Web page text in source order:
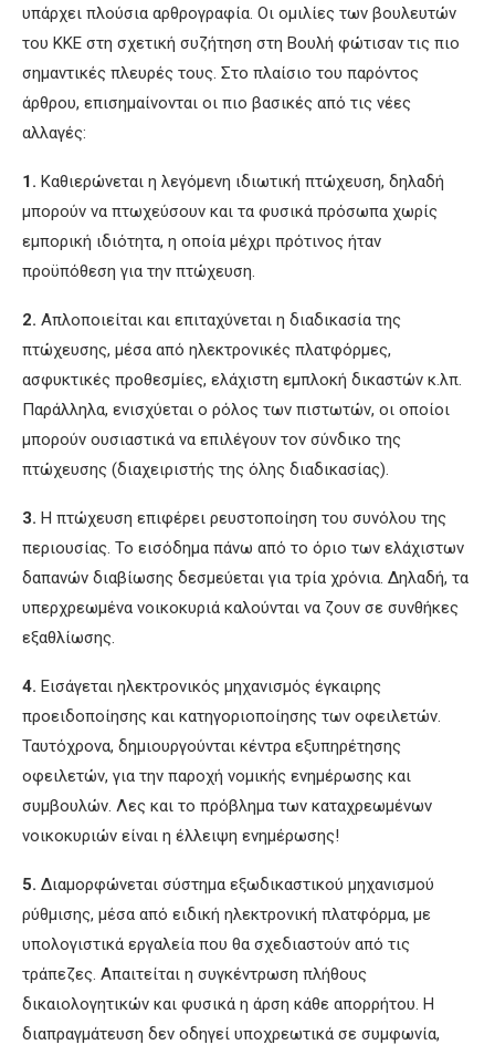
υπάρχει πλούσια αρθρογραφία. Οι ομιλίες των βουλευτών
του ΚΚΕ στη σχετική συζήτηση στη Βουλή φώτισαν τις πιο
σημαντικές πλευρές τους. Στο πλαίσιο του παρόντος
άρθρου, επισημαίνονται οι πιο βασικές από τις νέες
αλλαγές:
1. Καθιερώνεται η λεγόμενη ιδιωτική πτώχευση, δηλαδή
μπορούν να πτωχεύσουν και τα φυσικά πρόσωπα χωρίς
εμπορική ιδιότητα, η οποία μέχρι πρότινος ήταν
προϋπόθεση για την πτώχευση.
2. Απλοποιείται και επιταχύνεται η διαδικασία της
πτώχευσης, μέσα από ηλεκτρονικές πλατφόρμες,
ασφυκτικές προθεσμίες, ελάχιστη εμπλοκή δικαστών κ.λπ.
Παράλληλα, ενισχύεται ο ρόλος των πιστωτών, οι οποίοι
μπορούν ουσιαστικά να επιλέγουν τον σύνδικο της
πτώχευσης (διαχειριστής της όλης διαδικασίας).
3. Η πτώχευση επιφέρει ρευστοποίηση του συνόλου της
περιουσίας. Το εισόδημα πάνω από το όριο των ελάχιστων
δαπανών διαβίωσης δεσμεύεται για τρία χρόνια. Δηλαδή, τα
υπερχρεωμένα νοικοκυριά καλούνται να ζουν σε συνθήκες
εξαθλίωσης.
4. Εισάγεται ηλεκτρονικός μηχανισμός έγκαιρης
προειδοποίησης και κατηγοριοποίησης των οφειλετών.
Ταυτόχρονα, δημιουργούνται κέντρα εξυπηρέτησης
οφειλετών, για την παροχή νομικής ενημέρωσης και
συμβουλών. Λες και το πρόβλημα των καταχρεωμένων
νοικοκυριών είναι η έλλειψη ενημέρωσης!
5. Διαμορφώνεται σύστημα εξωδικαστικού μηχανισμού
ρύθμισης, μέσα από ειδική ηλεκτρονική πλατφόρμα, με
υπολογιστικά εργαλεία που θα σχεδιαστούν από τις
τράπεζες. Απαιτείται η συγκέντρωση πλήθους
δικαιολογητικών και φυσικά η άρση κάθε απορρήτου. Η
διαπραγμάτευση δεν οδηγεί υποχρεωτικά σε συμφωνία,